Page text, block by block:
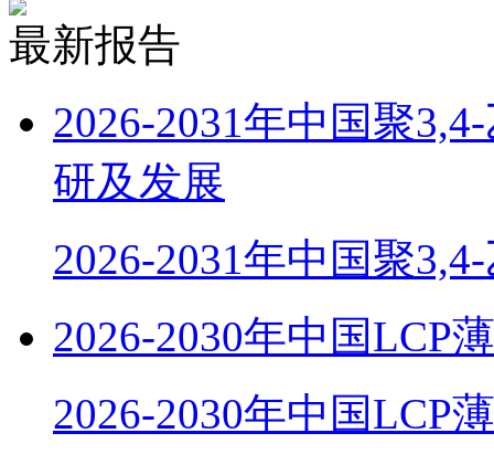
最新报告
2026-2031年中国聚
研及发展
2026-2031年中国聚
2026-2030年中国LCP
2026-2030年中国LCP